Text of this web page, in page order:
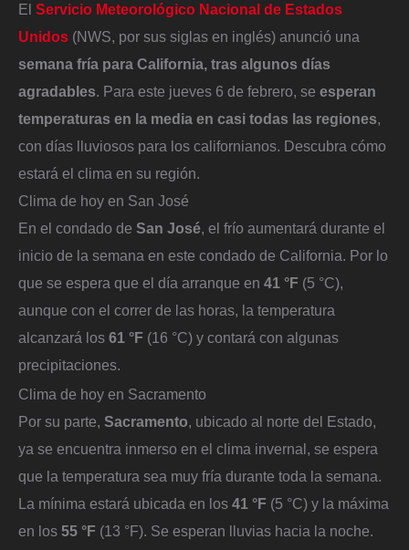
El Servicio Meteorológico Nacional de Estados
Unidos (NWS, por sus siglas en inglés) anunció una
semana fría para California, tras algunos días
agradables. Para este jueves 6 de febrero, se esperan
temperaturas en la media en casi todas las regiones,
con días lluviosos para los californianos. Descubra cómo
estará el clima en su región.
Clima de hoy en San José
En el condado de San José, el frío aumentará durante el
inicio de la semana en este condado de California. Por lo
que se espera que el día arranque en 41 °F (5 °C),
aunque con el correr de las horas, la temperatura
alcanzará los 61 °F (16 °C) y contará con algunas
precipitaciones.
Clima de hoy en Sacramento
Por su parte, Sacramento, ubicado al norte del Estado,
ya se encuentra inmerso en el clima invernal, se espera
que la temperatura sea muy fría durante toda la semana.
La mínima estará ubicada en los 41 °F (5 °C) y la máxima
en los 55 °F (13 °F). Se esperan lluvias hacia la noche.